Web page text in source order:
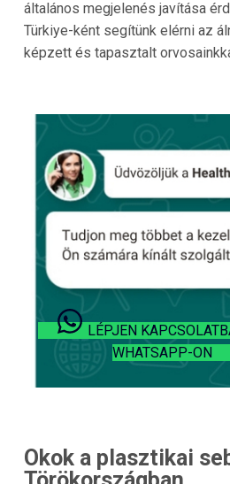
általános megjelenés javítása
Türkiye-ként segítünk elérni az
képzett és tapasztalt
LÉPJEN
WHATSAPP-ON
Okok a plasztikai